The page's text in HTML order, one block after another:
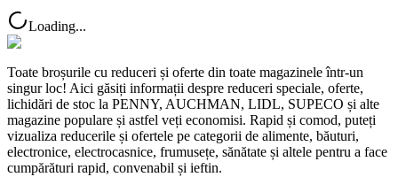
Loading...
Toate broșurile cu reduceri și oferte din toate magazinele într-un
singur loc! Aici găsiți informații despre reduceri speciale, oferte,
lichidări de stoc la PENNY, AUCHMAN, LIDL, SUPECO și alte
magazine populare și astfel veți economisi. Rapid și comod, puteți
vizualiza reducerile și ofertele pe categorii de alimente, băuturi,
electronice, electrocasnice, frumusețe, sănătate și altele pentru a face
cumpărături rapid, convenabil și ieftin.